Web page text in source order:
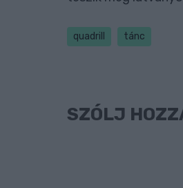
quadrill tánc
SZÓLJ